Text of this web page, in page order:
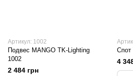
Артикул: 1002
Подвес MANGO TK-Lighting
1002
2 484 грн
Спот
4